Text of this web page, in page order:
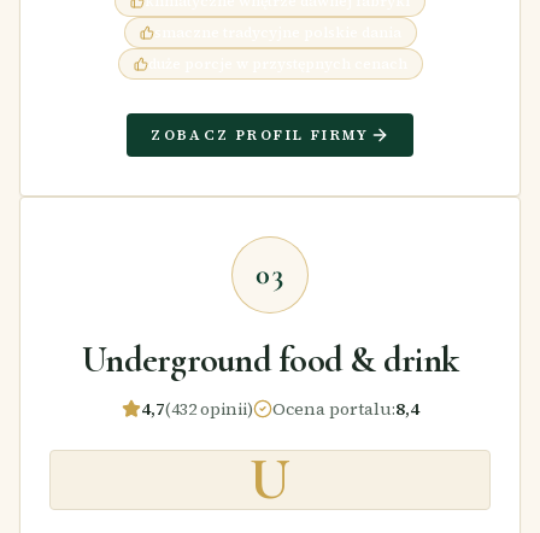
smaczne tradycyjne polskie dania
duże porcje w przystępnych cenach
ZOBACZ PROFIL FIRMY
03
Underground food & drink
4,7(432 opinii) Ocena portalu:8,4
U